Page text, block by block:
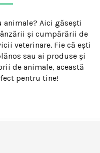
Aici găsești
și cumpărării de
veterinare. Fie că ești
sau ai produse și
de animale, această
pentru tine!